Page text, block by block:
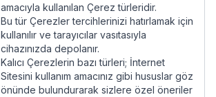
amacıyla kullanılan Çerez türleridir.
Bu tür Çerezler tercihlerinizi hatırlamak için
kullanılır ve tarayıcılar vasıtasıyla
cihazınızda depolanır.
Kalıcı Çerezlerin bazı türleri; İnternet
Sitesini kullanım amacınız gibi hususlar göz
önünde bulundurarak sizlere özel öneriler